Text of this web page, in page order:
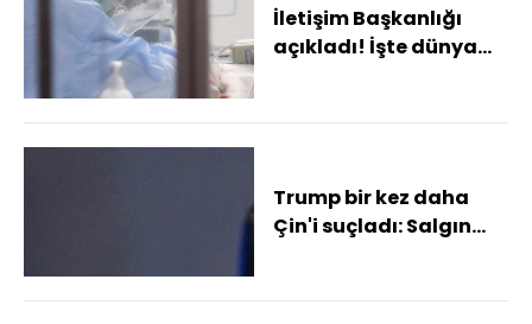
İletişim Başkanlığı
açıkladı! İşte dünya
Trump bir kez daha
Çin'i suçladı: Salgın